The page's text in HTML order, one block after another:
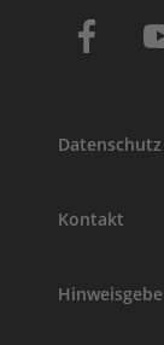
Datenschutz
Kontakt